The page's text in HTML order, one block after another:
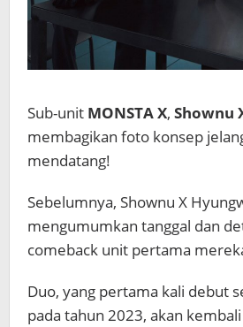
Sub-unit MONSTA X, Shownu
membagikan foto konsep
mendatang!
Sebelumnya, Shownu X
mengumumkan tanggal dan
comeback unit pertama
Duo, yang pertama kali debut
pada tahun 2023, akan kembali